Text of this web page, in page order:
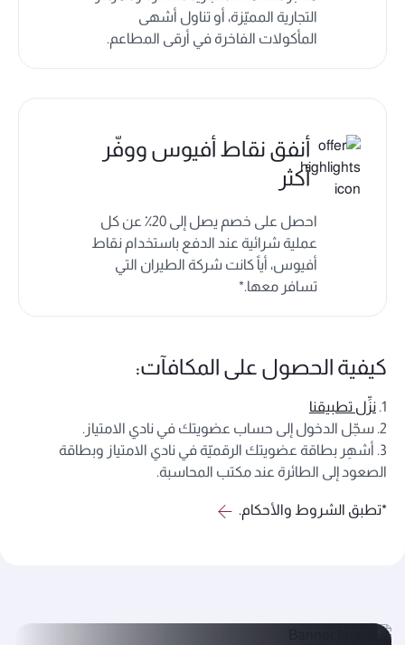
التجارية المميّزة، أو تناول أشهى
المأكولات الفاخرة في أرقى المطاعم.
أنفق نقاط أفيوس ووفّر
أكثر
احصل على خصم يصل إلى 20٪
عن كل
عملية شرائية عند الدفع باستخدام نقاط
أفيوس، أياً كانت شركة الطيران التي
تسافر معها.*
كيفية الحصول على المكافآت:
1. نزِّل تطبيقنا
2. سجّل الدخول إلى حساب عضويتك في نادي الامتياز.
3. أشهِر بطاقة عضويتك الرقميّة في نادي الامتياز وبطاقة
الصعود إلى الطائرة عند مكتب المحاسبة.
*تطبق الشروط والأحكام.